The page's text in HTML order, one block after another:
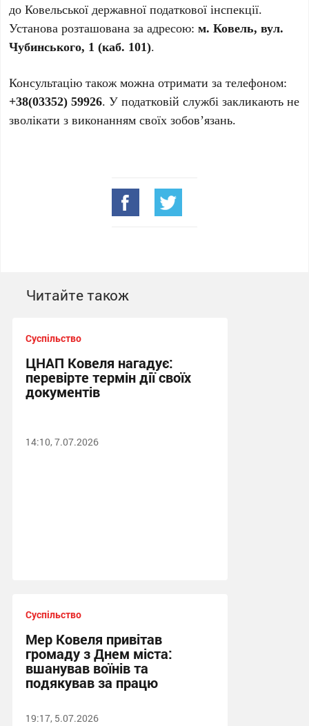
до Ковельської державної податкової інспекції.
Установа розташована за адресою:м. Ковель, вул.
Чубинського, 1 (каб. 101).
Консультацію також можна отримати за телефоном:
+38(03352) 59926. У податковій службі закликають не
зволікати з виконанням своїх зобов’язань.
Читайте також
Суспільство
ЦНАП Ковеля нагадує:
перевірте термін дії своїх
документів
14:10, 7.07.2026
Суспільство
Мер Ковеля привітав
громаду з Днем міста:
вшанував воїнів та
подякував за працю
19:17, 5.07.2026